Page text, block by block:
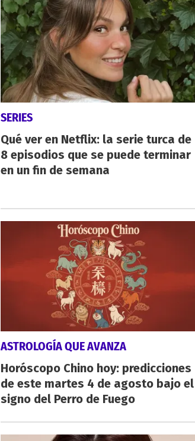
SERIES
Qué ver en Netflix: la serie turca de
8 episodios que se puede terminar
en un fin de semana
ASTROLOGÍA QUE AVANZA
Horóscopo Chino hoy: predicciones
de este martes 4 de agosto bajo el
signo del Perro de Fuego